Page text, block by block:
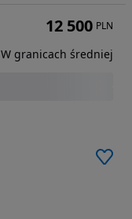
12 500 PLN
W granicach średniej